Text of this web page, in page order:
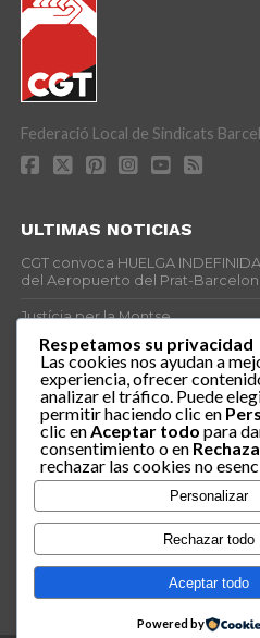
Federació Local de Sindicats
ULTIMAS NOTICIAS
CGT convoca HUELGA
del Aeropuerto del Prat-
Justícia per la Montse
25J – Día Mundial para la
ERE encubierto en H&M
Actes centrals 90 aniversari
central i per dies. Materials de
VAGA TELEMARKETING NETEJA
DOCUMENTAL
SANITAT
Respetamos su privacidad
Las cookies nos ayudan a
experiencia, ofrecer
analizar el tráfico. Puede
permitir haciendo clic en
clic en Aceptar todo para
consentimiento o en
rechazar las cookies no
Personalizar
Rechazar todo
Aceptar todo
Powered by